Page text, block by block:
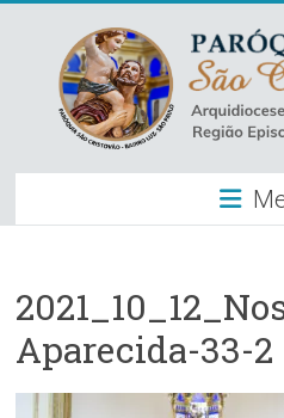
content
Paróquia
São
–
Luz
Arquidiocese
Aparecida-33-2